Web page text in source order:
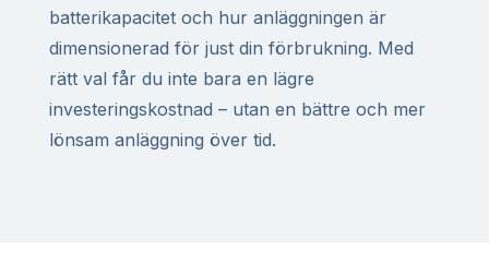
batterikapacitet och hur anläggningen är
dimensionerad för just din förbrukning. Med
rätt val får du inte bara en lägre
investeringskostnad – utan en bättre och mer
lönsam anläggning över tid.